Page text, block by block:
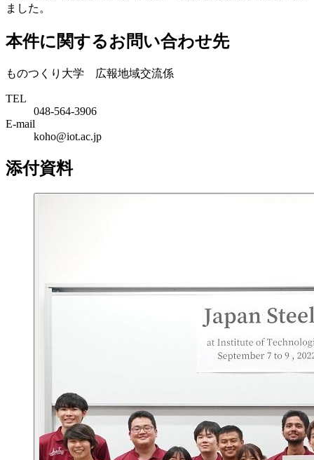
ました。
本件に関するお問い合わせ先
ものつくり大学 広報地域交流係
TEL
048-564-3906
E-mail
koho@iot.ac.jp
添付資料